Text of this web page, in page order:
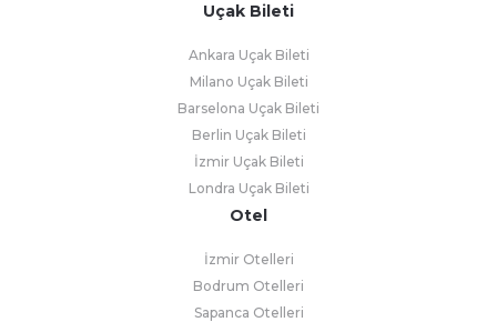
Uçak Bileti
Ankara Uçak Bileti
Milano Uçak Bileti
Barselona Uçak Bileti
Berlin Uçak Bileti
İzmir Uçak Bileti
Londra Uçak Bileti
Otel
İzmir Otelleri
Bodrum Otelleri
Sapanca Otelleri